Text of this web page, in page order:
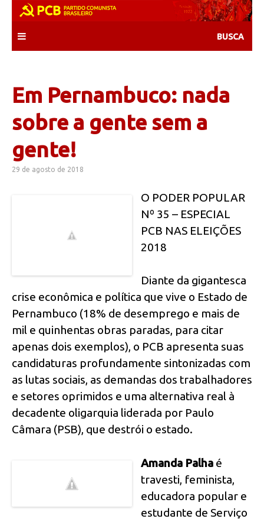
content
Em Pernambuco: nada
sobre a gente sem a
gente!
29 de agosto de 2018
O PODER POPULAR
Nº 35 – ESPECIAL
PCB NAS ELEIÇÕES
2018
Diante da gigantesca
crise econômica e política que vive o Estado de
Pernambuco (18% de desemprego e mais de
mil e quinhentas obras paradas, para citar
apenas dois exemplos), o PCB apresenta suas
candidaturas profundamente sintonizadas com
as lutas sociais, as demandas dos trabalhadores
e setores oprimidos e uma alternativa real à
decadente oligarquia liderada por Paulo
Câmara (PSB), que destrói o estado.
Amanda Palha é
travesti, feminista,
educadora popular e
estudante de Serviço